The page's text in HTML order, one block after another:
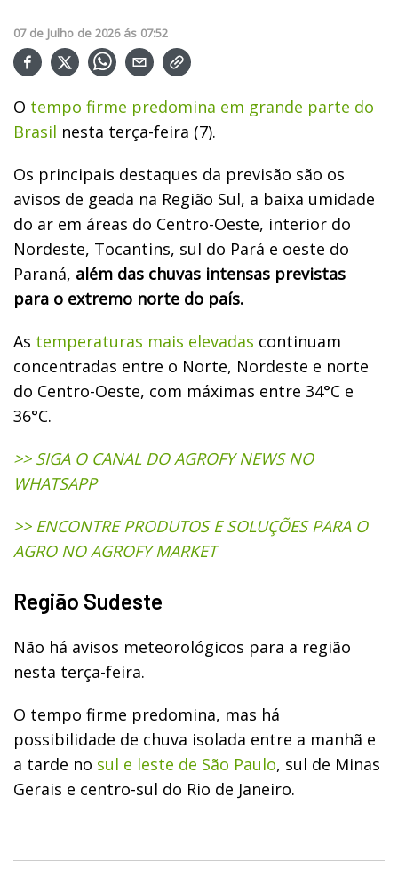
07 de Julho de 2026 ás 07:52
O tempo firme predomina em grande parte do
Brasil nesta terça-feira (7).
Os principais destaques da previsão são os
avisos de geada na Região Sul, a baixa umidade
do ar em áreas do Centro-Oeste, interior do
Nordeste, Tocantins, sul do Pará e oeste do
Paraná, além das chuvas intensas previstas
para o extremo norte do país.
As temperaturas mais elevadas continuam
concentradas entre o Norte, Nordeste e norte
do Centro-Oeste, com máximas entre 34°C e
36°C.
>> SIGA O CANAL DO AGROFY NEWS NO
WHATSAPP
>> ENCONTRE PRODUTOS E SOLUÇÕES PARA O
AGRO NO AGROFY MARKET
Região Sudeste
Não há avisos meteorológicos para a região
nesta terça-feira.
O tempo firme predomina, mas há
possibilidade de chuva isolada entre a manhã e
a tarde no sul e leste de São Paulo, sul de Minas
Gerais e centro-sul do Rio de Janeiro.